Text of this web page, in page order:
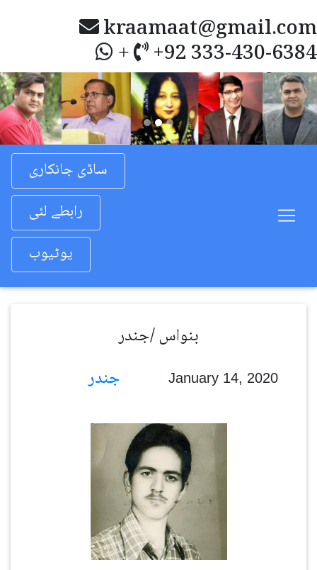
kraamaat@gmail.com
+ +92 333-430-6384
Previous
ساڈی جانکاری
رابطے لئی
یوٹیوب
بنواس /جندر
January 14, 2020